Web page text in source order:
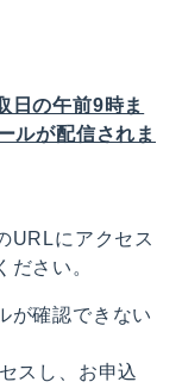
日の午前9時ま
ルが配信されま
URLにアクセス
ださい。
が確認できない
スし、お申込